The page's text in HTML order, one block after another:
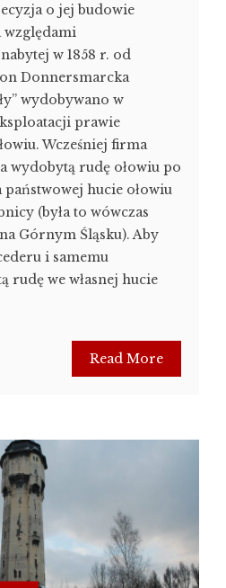
o jej budowie
względami
w 1858 r. od
Donnersmarcka
wydobywano w
prawie
Wcześniej firma
wydobytą rudę ołowiu po
hucie ołowiu
(była to wówczas
Górnym Śląsku). Aby
i samemu
rudę we własnej hucie
Read More